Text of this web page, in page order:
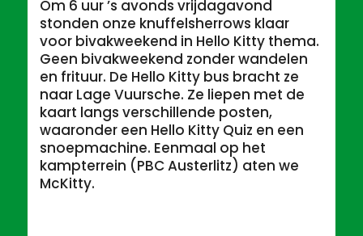
Om 6 uur ’s avonds vrijdagavond
stonden onze knuffelsherrows klaar
voor bivakweekend in Hello Kitty thema.
Geen bivakweekend zonder wandelen
en frituur. De Hello Kitty bus bracht ze
naar Lage Vuursche. Ze liepen met de
kaart langs verschillende posten,
waaronder een Hello Kitty Quiz en een
snoepmachine. Eenmaal op het
kampterrein (PBC Austerlitz) aten we
McKitty.